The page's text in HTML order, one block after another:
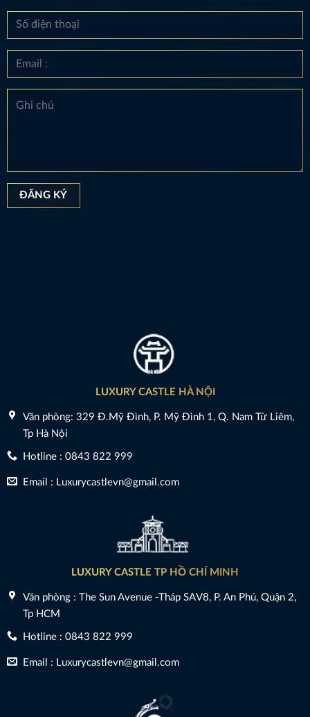
LUXURY CASTLE HÀ NỘI
Văn phòng: 329 Đ.Mỹ Đình, P. Mỹ Đình 1, Q. Nam Từ Liêm,
Tp Hà Nội
Hotline : 0843 822 999
Email : Luxurycastlevn@gmail.com
LUXURY CASTLE TP HỒ CHÍ MINH
Văn phòng : The Sun Avenue -Tháp SAV8, P. An Phú, Quận 2,
Tp HCM
Hotline : 0843 822 999
Email : Luxurycastlevn@gmail.com